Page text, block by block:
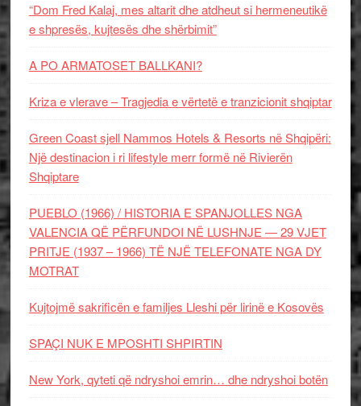
“Dom Fred Kalaj, mes altarit dhe atdheut si hermeneutikë
e shpresës, kujtesës dhe shërbimit”
A PO ARMATOSET BALLKANI?
Kriza e vlerave – Tragjedia e vërtetë e tranzicionit shqiptar
Green Coast sjell Nammos Hotels & Resorts në Shqipëri:
Një destinacion i ri lifestyle merr formë në Rivierën
Shqiptare
PUEBLO (1966) / HISTORIA E SPANJOLLES NGA
VALENCIA QË PËRFUNDOI NË LUSHNJE — 29 VJET
PRITJE (1937 – 1966) TË NJË TELEFONATE NGA DY
MOTRAT
Kujtojmë sakrificën e familjes Lleshi për lirinë e Kosovës
SPAÇI NUK E MPOSHTI SHPIRTIN
New York, qyteti që ndryshoi emrin… dhe ndryshoi botën